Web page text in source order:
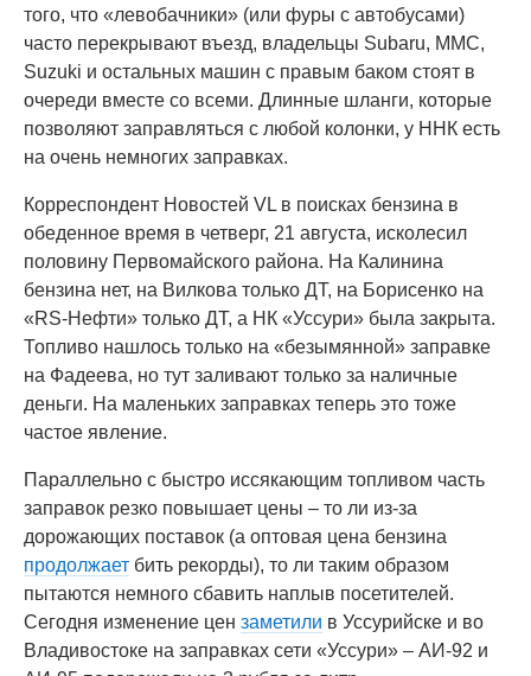
того, что «левобачники» (или фуры с автобусами)
часто перекрывают въезд, владельцы Subaru, MMC,
Suzuki и остальных машин с правым баком стоят в
очереди вместе со всеми. Длинные шланги, которые
позволяют заправляться с любой колонки, у ННК есть
на очень немногих заправках.
Корреспондент Новостей VL в поисках бензина в
обеденное время в четверг, 21 августа, исколесил
половину Первомайского района. На Калинина
бензина нет, на Вилкова только ДТ, на Борисенко на
«RS-Нефти» только ДТ, а НК «Уссури» была закрыта.
Топливо нашлось только на «безымянной» заправке
на Фадеева, но тут заливают только за наличные
деньги. На маленьких заправках теперь это тоже
частое явление.
Параллельно с быстро иссякающим топливом часть
заправок резко повышает цены – то ли из-за
дорожающих поставок (а оптовая цена бензина
продолжает бить рекорды), то ли таким образом
пытаются немного сбавить наплыв посетителей.
Сегодня изменение цен заметили в Уссурийске и во
Владивостоке на заправках сети «Уссури» – АИ-92 и